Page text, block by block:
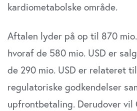
kardiometabolske område.
Aftalen lyder på op til 870
hvoraf de 580 mio. USD er
de 290 mio. USD er relateret
regulatoriske godkendelser
upfrontbetaling. Derudover vil